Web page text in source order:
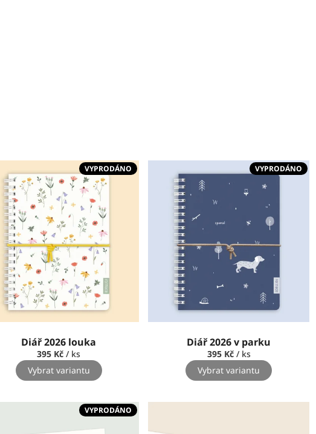
VYPRODÁNO
Diář 2026 louka
395 Kč/ ks
Vybrat variantu
VYPRODÁNO
Diář 2026 v parku
395 Kč / ks
Vybrat variantu
VYPRODÁNO